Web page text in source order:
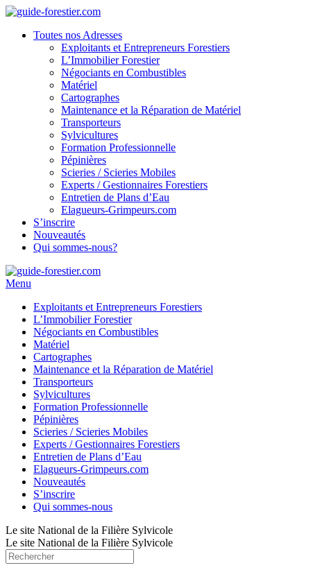
Toutes nos Adresses
Exploitants et Entrepreneurs Forestiers
L’Immobilier Forestier
Négociants en Combustibles
Matériel
Cartographes
Maintenance et la Réparation de Matériel
Transporteurs
Sylvicultures
Formation Professionnelle
Pépinières
Scieries / Scieries Mobiles
Experts / Gestionnaires Forestiers
Entretien de Plans d’Eau
Elagueurs-Grimpeurs.com
S’inscrire
Nouveautés
Qui sommes-nous?
Menu
Exploitants et Entrepreneurs Forestiers
L’Immobilier Forestier
Négociants en Combustibles
Matériel
Cartographes
Maintenance et la Réparation de Matériel
Transporteurs
Sylvicultures
Formation Professionnelle
Pépinières
Scieries / Scieries Mobiles
Experts / Gestionnaires Forestiers
Entretien de Plans d’Eau
Elagueurs-Grimpeurs.com
Nouveautés
S’inscrire
Qui sommes-nous
Le site National de la Filière Sylvicole
Le site National de la Filière Sylvicole